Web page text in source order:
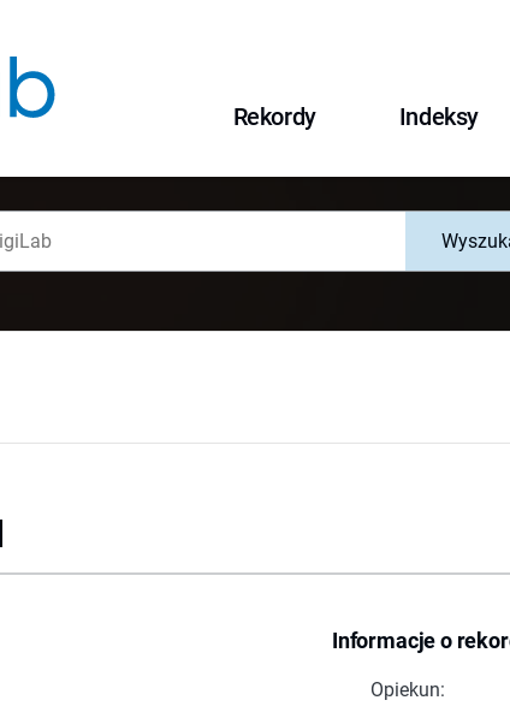
Rekordy Indeksy
Informacje o
Opiekun: